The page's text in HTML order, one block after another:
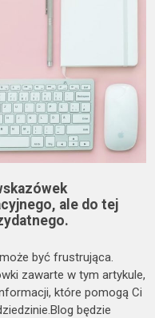
ale do tej
być frustrująca.
zawarte w tym artykule,
które pomogą Ci
będzie